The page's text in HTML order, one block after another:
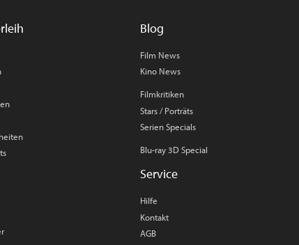
Blog
Film News
Kino News
Filmkritiken
Stars / Porträts
Serien Specials
Blu-ray 3D Special
Service
Hilfe
Kontakt
AGB